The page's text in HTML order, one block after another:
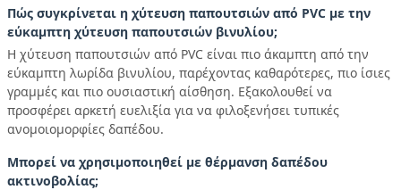
Πώς συγκρίνεται η χύτευση παπουτσιών από PVC με την
εύκαμπτη χύτευση παπουτσιών βινυλίου;
Η χύτευση παπουτσιών από PVC είναι πιο άκαμπτη από την
εύκαμπτη λωρίδα βινυλίου, παρέχοντας καθαρότερες, πιο ίσιες
γραμμές και πιο ουσιαστική αίσθηση. Εξακολουθεί να
προσφέρει αρκετή ευελιξία για να φιλοξενήσει τυπικές
ανομοιομορφίες δαπέδου.
Μπορεί να χρησιμοποιηθεί με θέρμανση δαπέδου
ακτινοβολίας;